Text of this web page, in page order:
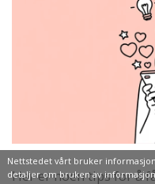
Her er noen tips for å
Nettstedet vårt bruker
detaljer om bruken av